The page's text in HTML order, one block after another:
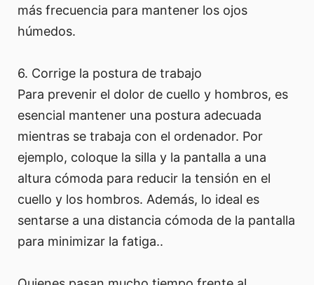
más frecuencia para mantener los ojos
húmedos.
6. Corrige la postura de trabajo
Para prevenir el dolor de cuello y hombros, es
esencial mantener una postura adecuada
mientras se trabaja con el ordenador. Por
ejemplo, coloque la silla y la pantalla a una
altura cómoda para reducir la tensión en el
cuello y los hombros. Además, lo ideal es
sentarse a una distancia cómoda de la pantalla
para minimizar la fatiga..